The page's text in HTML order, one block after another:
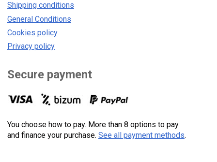
Shipping conditions
General Conditions
Cookies policy
Privacy policy
Secure payment
You choose how to pay. More than 8 options to pay
and finance your purchase. See all payment methods.